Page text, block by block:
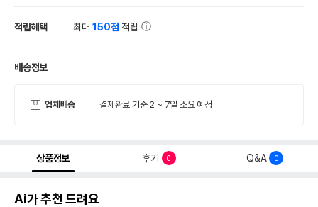
적립혜택 최대150점 적립
배송정보
업체배송 결제완료 기준 2 ~ 7일 소요 예정
상품정보 후기 0 Q&A 0
Ai가 추천 드려요